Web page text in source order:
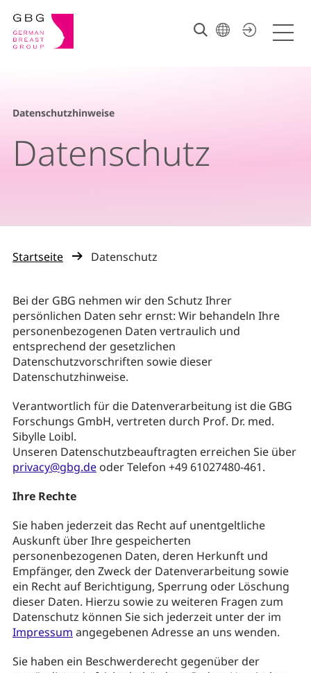
Datenschutzhinweise
Datenschutz
Startseite Datenschutz
Bei der GBG nehmen wir den Schutz Ihrer
persönlichen Daten sehr ernst: Wir behandeln Ihre
personenbezogenen Daten vertraulich und
entsprechend der gesetzlichen
Datenschutzvorschriften sowie dieser
Datenschutzhinweise.
Verantwortlich für die Datenverarbeitung ist die GBG
Forschungs GmbH, vertreten durch Prof. Dr. med.
Sibylle Loibl.
Unseren Datenschutzbeauftragten erreichen Sie über
privacy@gbg.de oder Telefon +49 61027480-461.
Ihre Rechte
Sie haben jederzeit das Recht auf unentgeltliche
Auskunft über Ihre gespeicherten
personenbezogenen Daten, deren Herkunft und
Empfänger, den Zweck der Datenverarbeitung sowie
ein Recht auf Berichtigung, Sperrung oder Löschung
dieser Daten. Hierzu sowie zu weiteren Fragen zum
Datenschutz können Sie sich jederzeit unter der im
Impressum angegebenen Adresse an uns wenden.
Sie haben ein Beschwerderecht gegenüber der